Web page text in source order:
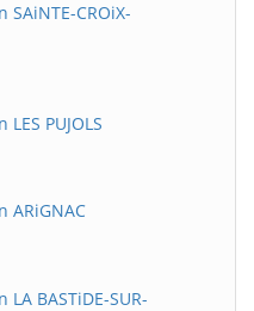
CROiX-
PUJOLS
ARiGNAC
BASTiDE-SUR-